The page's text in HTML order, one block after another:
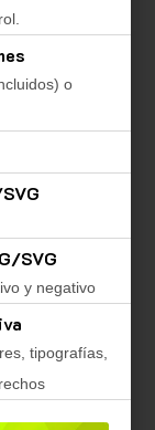
o
SVG
y negativo
tipografías,